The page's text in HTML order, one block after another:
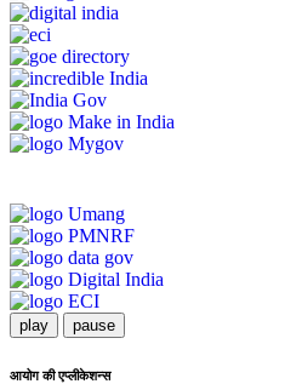
play pause
आयोग की एप्लीकेशन्स